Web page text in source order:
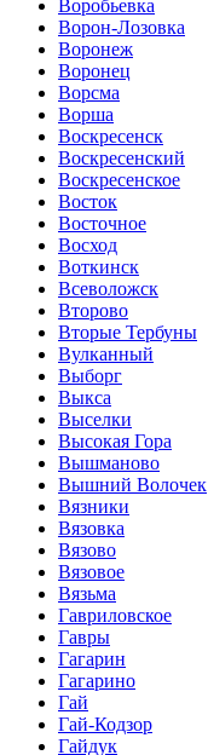
Воробьевка
Ворон-Лозовка
Воронеж
Воронец
Ворсма
Ворша
Воскресенск
Воскресенский
Воскресенское
Восток
Восточное
Восход
Воткинск
Всеволожск
Второво
Вторые Тербуны
Вулканный
Выборг
Выкса
Выселки
Высокая Гора
Вышманово
Вышний Волочек
Вязники
Вязовка
Вязово
Вязовое
Вязьма
Гавриловское
Гавры
Гагарин
Гагарино
Гай
Гай-Кодзор
Гайдук